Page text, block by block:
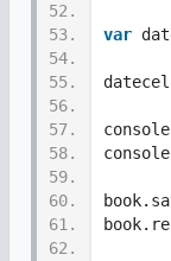
52.
53.
54.
55.
56.
57.
58.
59.
60.
61.
62.
var